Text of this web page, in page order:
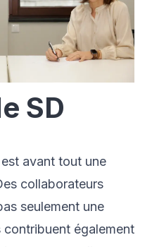
SD
avant tout une
collaborateurs
seulement une
également